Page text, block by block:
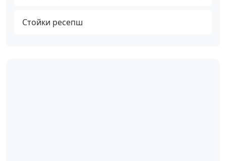
Стойки ресепш